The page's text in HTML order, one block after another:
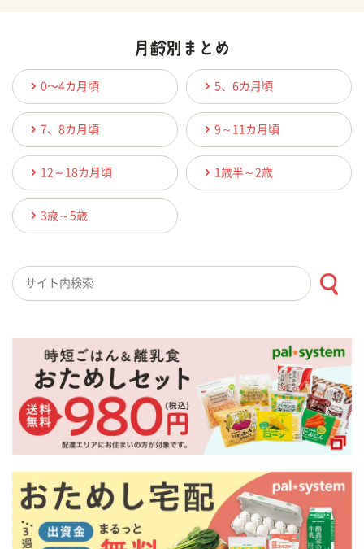
0〜4カ月頃 5、6カ月頃
7、8カ月頃 9～11カ月頃
12～18カ月頃 1歳半～2歳
3歳～5歳
検索キーワード入力